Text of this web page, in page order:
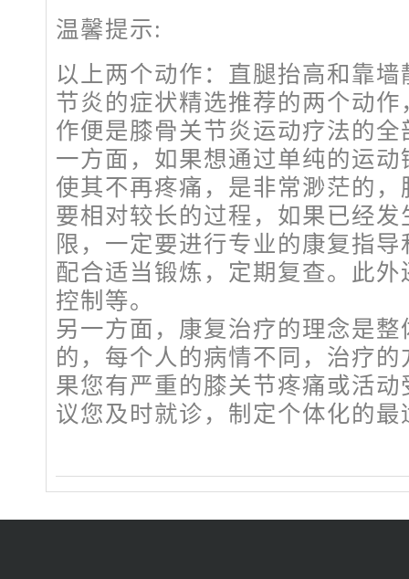
温馨提示:
以上两个动作：直腿抬高和靠
节炎的症状精选推荐的两个动
作便是膝骨关节炎运动疗法的全
一方面，如果想通过单纯的运
使其不再疼痛，是非常渺茫的
要相对较长的过程，如果已经
限，一定要进行专业的康复指
配合适当锻炼，定期复查。此
控制等。
另一方面，康复治疗的理念是
的，每个人的病情不同，治疗
果您有严重的膝关节疼痛或活
议您及时就诊，制定个体化的